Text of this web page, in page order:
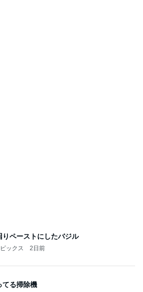
りペーストにしたバジル
ックス 2日前
てる掃除機